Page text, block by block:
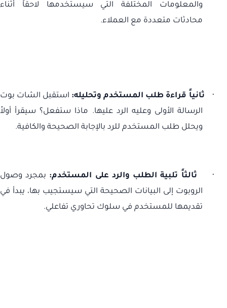
والمعلومات المختلفة التي سيستخدمها لاحقاً أثناء
محادثات متعددة مع العملاء.
· ثانياً قراءة طلب المستخدم وتحليله: استقبل الشات بوت
الرسالة الأولى وعليه الرد عليها. ماذا ستفعل؟ سيقرأ أولاً
ويحلل طلب المستخدم للرد بالإجابة الصحيحة والكافية.
· ثالثاً تلبية الطلب والرد على المستخدم: بمجرد وصول
الروبوت إلى البيانات الصحيحة التي سيستجيب بها، يبدأ في
تقديمها للمستخدم في سلوك تحاوري تفاعلي.